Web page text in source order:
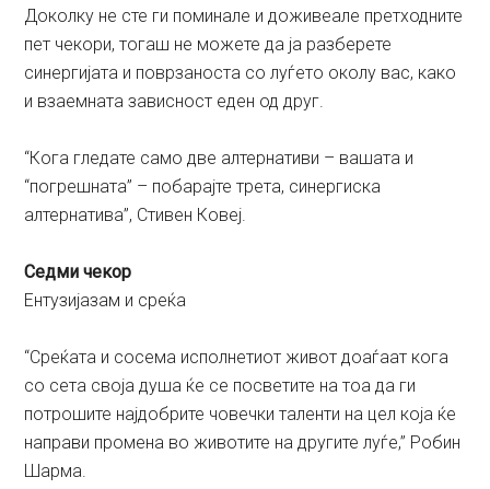
Доколку не сте ги поминале и доживеале претходните
пет чекори, тогаш не можете да ја разберете
синергијата и поврзаноста со луѓето околу вас, како
и взаемната зависност еден од друг.
“Кога гледате само две алтернативи – вашата и
“погрешната” – побарајте трета, синергиска
алтернатива”, Стивен Ковеј.
Седми чекор
Ентузиjазам и среќа
“Среќата и сосема исполнетиот живот доаѓаат кога
со сета своја душа ќе се посветите на тоа да ги
потрошите најдобрите човечки таленти на цел која ќе
направи промена во животите на другите луѓе,” Робин
Шарма.